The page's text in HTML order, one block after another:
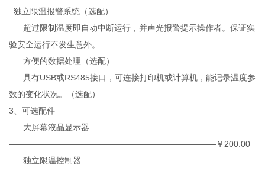
独立限温报警系统（选配）
超过限制温度即自动中断运行，并声光报警提示操作者。保证实
验安全运行不发生意外。
方便的数据处理（选配）
具有USB或RS485接口，可连接打印机或计算机，能记录温度参
数的变化状况。（选配）
3、可选配件
大屏幕液晶显示器
—————————————————————————￥200.00
独立限温控制器